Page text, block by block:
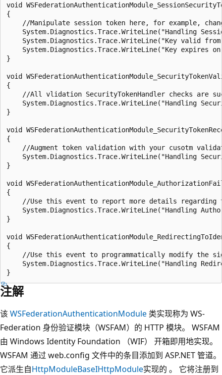
void
{
//Manipulate session token here, for example,
System.Diagnostics.Trace.WriteLine("Handling
System.Diagnostics.Trace.WriteLine("Key valid
System.Diagnostics.Trace.WriteLine("Key expires
}
void
{
//All vlidation SecurityTokenHandler checks are
System.Diagnostics.Trace.WriteLine("Handling
}
void
{
//Augment token validation with your cusotm
System.Diagnostics.Trace.WriteLine("Handling
}
void
{
//Use this event to report more details regarding
System.Diagnostics.Trace.WriteLine("Handling
}
void
{
//Use this event to programmatically modify the
System.Diagnostics.Trace.WriteLine("Handling
注解
该 WSFederationAuthenticationModule 类实现称为 WS-
Federation 身份验证模块（WSFAM）的 HTTP 模块。 WSFAM
由 Windows Identity Foundation （WIF） 开箱即用地实现。
WSFAM 通过 web.config 文件中的条目添加到 ASP.NET 管道。
它派生自HttpModuleBaseIHttpModule实现的 。 它将注册到